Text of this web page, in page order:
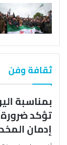
ثقافة وفن
بمناسبة
تؤكد
إدمان